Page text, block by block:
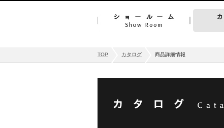
TOP カタログ 商品詳細情報